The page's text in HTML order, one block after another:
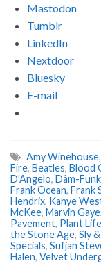
Mastodon
Tumblr
LinkedIn
Nextdoor
Bluesky
E-mail
Amy Winehouse,
Fire, Beatles, Blood
D'Angelo, Dâm-Funk
Frank Ocean, Frank
Hendrix, Kanye
McKee, Marvin Gaye,
Pavement, Plant Life
the Stone Age, Sly
Specials, Sufjan
Halen, Velvet